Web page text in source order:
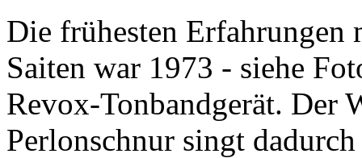
Die frühesten Erfahrungen
Saiten war 1973 - siehe
Revox-Tonbandgerät. Der
Perlonschnur singt